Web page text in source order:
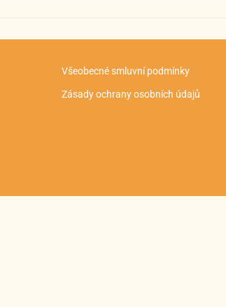
Všeobecné smluvní podmínky
Zásady ochrany osobních údajů